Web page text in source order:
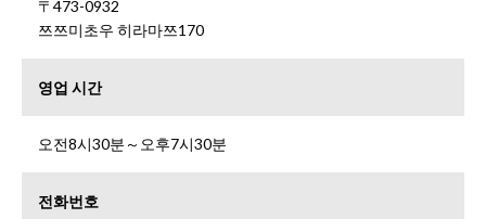
〒473-0932
쯔쯔미초우 히라마쯔170
영업 시간
오전8시30분～오후7시30분
전화번호